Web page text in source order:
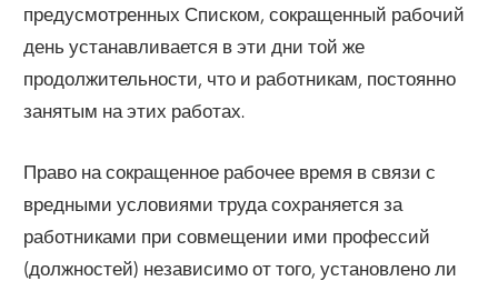
предусмотренных Списком, сокращенный рабочий
день устанавливается в эти дни той же
продолжительности, что и работникам, постоянно
занятым на этих работах.
Право на сокращенное рабочее время в связи с
вредными условиями труда сохраняется за
работниками при совмещении ими профессий
(должностей) независимо от того, установлено ли